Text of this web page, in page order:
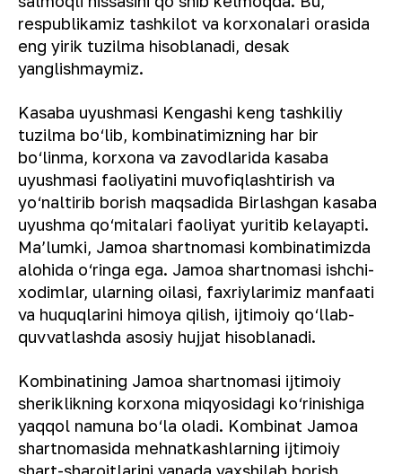
respublikamiz tashkilot va korxonalari orasida
eng yirik tuzilma hisoblanadi, desak
yanglishmaymiz.
Kasaba uyushmasi Kengashi keng tashkiliy
tuzilma bo‘lib, kombinatimizning har bir
bo‘linma, korxona va zavodlarida kasaba
uyushmasi faoliyatini muvofiqlashtirish va
yo‘naltirib borish maqsadida Birlashgan kasaba
uyushma qo‘mitalari faoliyat yuritib kelayapti.
Ma’lumki, Jamoa shartnomasi kombinatimizda
alohida o‘ringa ega. Jamoa shartnomasi ishchi-
xodimlar, ularning oilasi, faxriylarimiz manfaati
va huquqlarini himoya qilish, ijtimoiy qo‘llab-
quvvatlashda asosiy hujjat hisoblanadi.
Kombinatining Jamoa shartnomasi ijtimoiy
sheriklikning korxona miqyosidagi ko‘rinishiga
yaqqol namuna bo‘la oladi. Kombinat Jamoa
shartnomasida mehnatkashlarning ijtimoiy